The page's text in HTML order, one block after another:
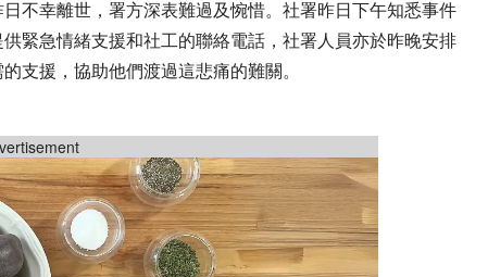
不幸離世，署方深表難過及惋惜。社署昨日下午知悉事件
緊急情緒支援和社工的聯絡電話，社署人員亦於昨晚安排
支援，協助他們渡過這悲痛的難關。